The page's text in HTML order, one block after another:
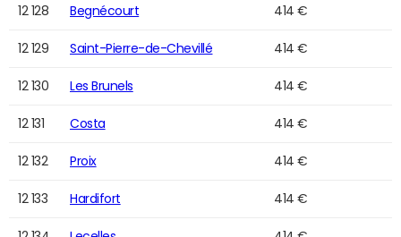
12 128 Begnécourt 414 €
12 129 Saint-Pierre-de-Chevillé 414 €
12 130 Les Brunels 414 €
12 131 Costa 414 €
12 132 Proix 414 €
12 133 Hardifort 414 €